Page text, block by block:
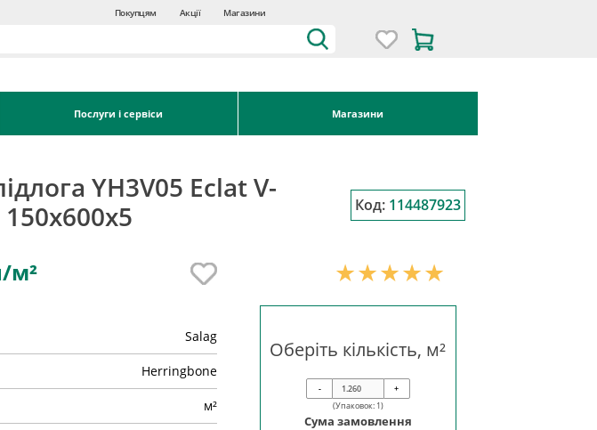
Покупцям Акції Магазини
Послуги і сервіси Магазини
YH3V05 Eclat V-
Код: 114487923
м²
Salag
Herringbone
м²
Оберіть кількість, м²
-
+
(Упаковок: 1)
Сума замовлення